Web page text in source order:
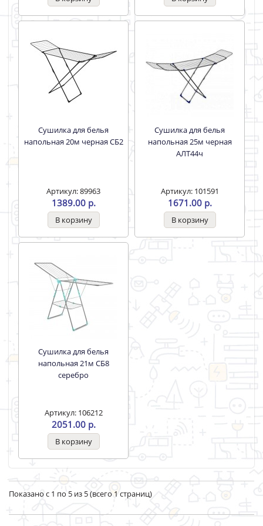
Сушилка для белья
напольная 20м черная СБ2
Артикул: 89963
1389.00 р.
Сушилка для белья
напольная 25м черная
АЛТ44ч
Артикул: 101591
1671.00 р.
Сушилка для белья
напольная 21м СБ8
серебро
Артикул: 106212
2051.00 р.
Показано с 1 по 5 из 5 (всего 1 страниц)